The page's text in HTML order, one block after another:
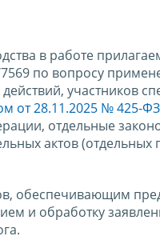
в работе
по вопросу
участников
от 28.11.2025 № 425-ФЗ
отдельные
актов (отдельных
обеспечивающим
и обработку